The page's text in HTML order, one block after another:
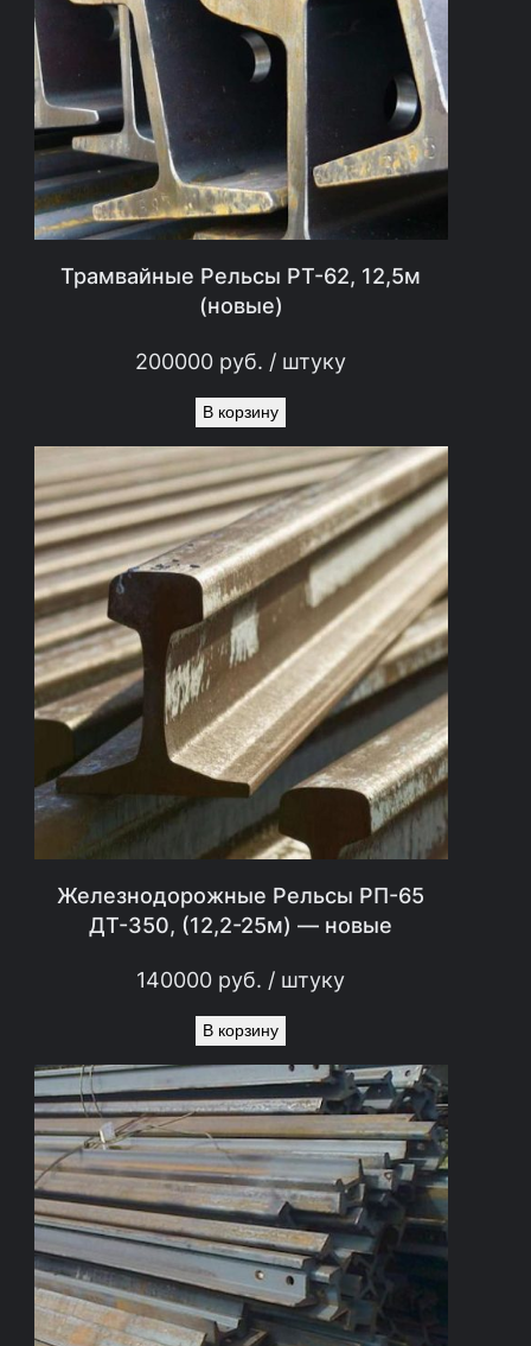
Трамвайные Рельсы РТ-62, 12,5м
(новые)
200000 руб. / штуку
В корзину
Железнодорожные Рельсы РП-65
ДТ-350, (12,2-25м) — новые
140000 руб. / штуку
В корзину